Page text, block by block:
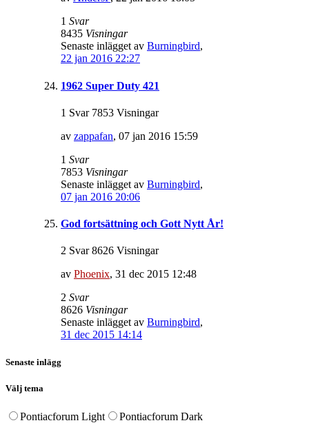
1 Svar
8435 Visningar
Senaste inlägget av Burningbird,
22 jan 2016 22:27
1962 Super Duty 421
1 Svar 7853 Visningar
av zappafan, 07 jan 2016 15:59
1 Svar
7853 Visningar
Senaste inlägget av Burningbird,
07 jan 2016 20:06
God fortsättning och Gott Nytt År!
2 Svar 8626 Visningar
av Phoenix, 31 dec 2015 12:48
2 Svar
8626 Visningar
Senaste inlägget av Burningbird,
31 dec 2015 14:14
Senaste inlägg
Välj tema
Pontiacforum Light Pontiacforum Dark